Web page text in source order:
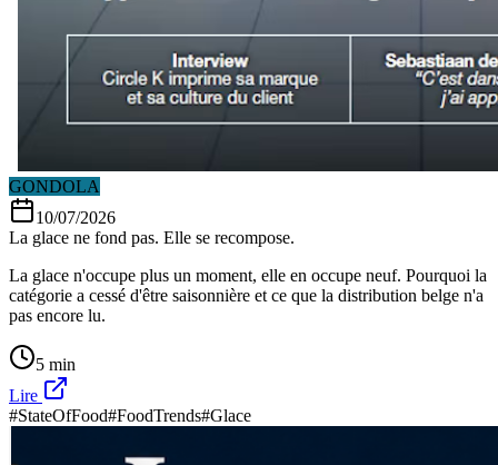
GONDOLA
10/07/2026
La glace ne fond pas. Elle se recompose.
La glace n'occupe plus un moment, elle en occupe neuf. Pourquoi la
catégorie a cessé d'être saisonnière et ce que la distribution belge n'a
pas encore lu.
5 min
Lire
#StateOfFood#FoodTrends#Glace